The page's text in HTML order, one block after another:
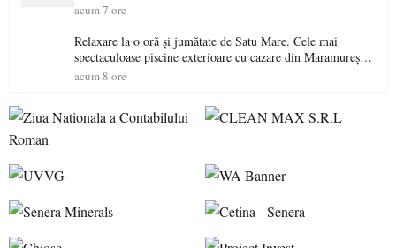
acum 7 ore
Relaxare la o oră și jumătate de Satu Mare. Cele mai
spectaculoase piscine exterioare cu cazare din Maramureș,
ideale pentru o escapadă de vară
acum 8 ore